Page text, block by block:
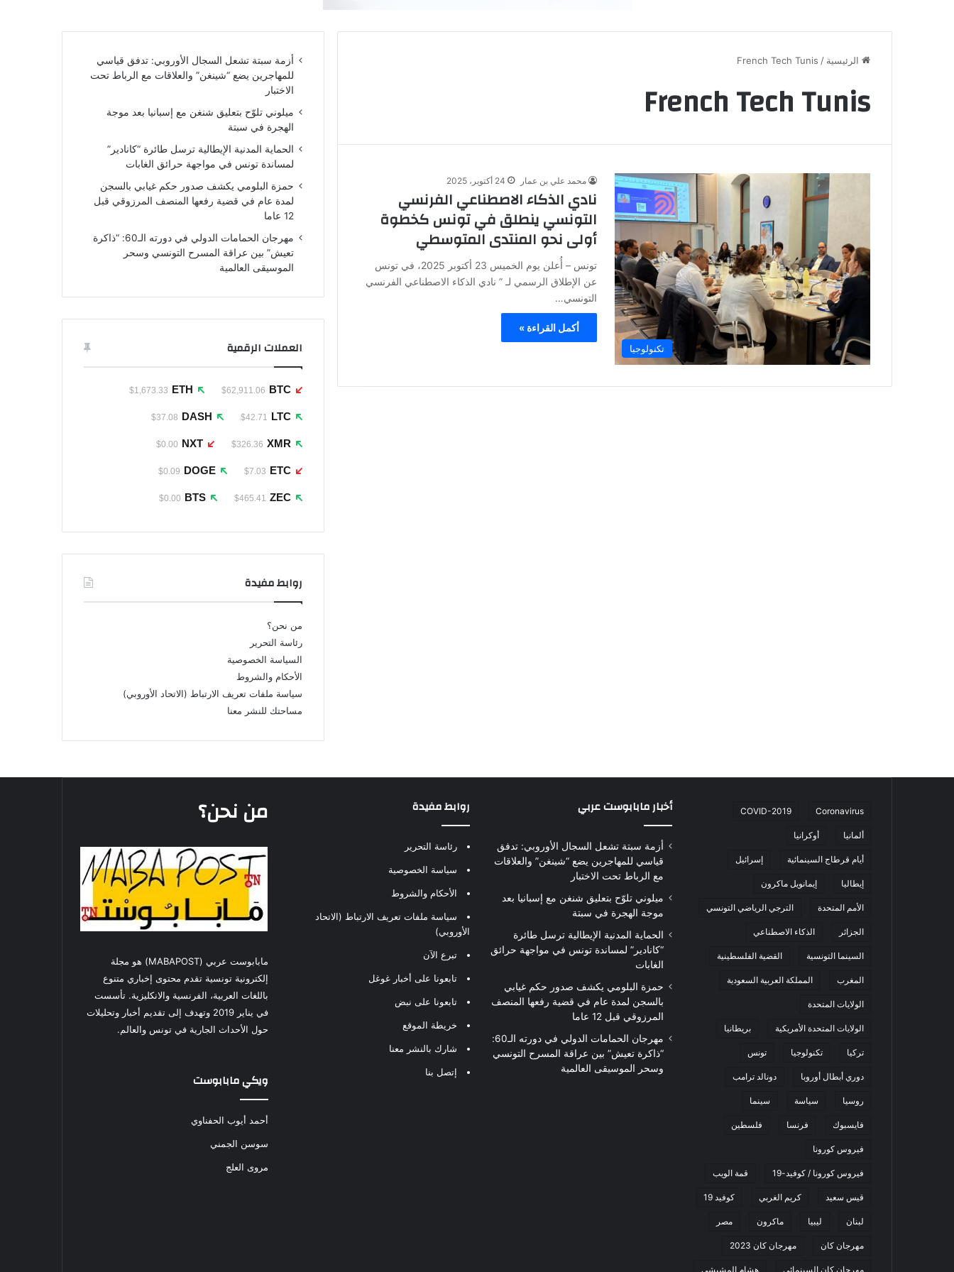
الرئيسية /
French Tech Tunis
French Tech Tunis
تكنولوجيا
محمد علي بن عمار 24 أكتوبر، 2025
​نادي الذكاء الاصطناعي الفرنسي
التونسي ينطلق في تونس كخطوة
أولى نحو المنتدى المتوسطي
تونس – أُعلن يوم الخميس 23 أكتوبر 2025، في تونس
عن الإطلاق الرسمي لـ ” نادي الذكاء الاصطناعي الفرنسي
التونسي…
أكمل القراءة »
أزمة سبتة تشعل السجال الأوروبي: تدفق قياسي
للمهاجرين يضع “شينغن” والعلاقات مع الرباط تحت
الاختبار
ميلوني تلوّح بتعليق شنغن مع إسبانيا بعد موجة
الهجرة في سبتة
الحماية المدنية الإيطالية ترسل طائرة “كانادير”
لمساندة تونس في مواجهة حرائق الغابات
حمزة البلومي يكشف صدور حكم غيابي بالسجن
لمدة عام في قضية رفعها المنصف المرزوقي قبل
12 عاما
مهرجان الحمامات الدولي في دورته الـ60: “ذاكرة
تعيش” بين عراقة المسرح التونسي وسحر
الموسيقى العالمية
العملات الرقمية
BTC
$62,911.06
ETH
$1,673.33
LTC
$42.71
DASH
$37.08
XMR
$326.36
NXT
$0.00
ETC
$7.03
DOGE
$0.09
ZEC
$465.41
BTS
$0.00
روابط مفيدة
من نحن؟
رئاسة التحرير
السياسة الخصوصية
الأحكام والشروط
سياسة ملفات تعريف الارتباط (الاتحاد الأوروبي)
مساحتك للنشر معنا
Coronavirus
COVID-2019
ألمانيا أوكرانيا
أيام قرطاج السينمائية إسرائيل
إيطاليا إيمانويل ماكرون
الأمم المتحدة الترجي الرياضي التونسي
الجزائر الذكاء الاصطناعي
السينما التونسية القضية الفلسطينية
المغرب المملكة العربية السعودية
الولايات المتحدة
الولايات المتحدة الأمريكية بريطانيا
تركيا تكنولوجيا تونس
دوري أبطال أوروبا دونالد ترامب
روسيا سياسة سينما
فايسبوك فرنسا فلسطين
فيروس كورونا
فيروس كورونا / كوفيد-19 قمة الويب
قيس سعيد كريم الغربي كوفيد 19
لبنان ليبيا ماكرون مصر
مهرجان كان مهرجان كان 2023
مهرجان كان السينمائي هشام المشيشي
أخبار مابابوست عربي
أزمة سبتة تشعل السجال الأوروبي: تدفق
قياسي للمهاجرين يضع “شينغن” والعلاقات
مع الرباط تحت الاختبار
ميلوني تلوّح بتعليق شنغن مع إسبانيا بعد
موجة الهجرة في سبتة
الحماية المدنية الإيطالية ترسل طائرة
“كانادير” لمساندة تونس في مواجهة حرائق
الغابات
حمزة البلومي يكشف صدور حكم غيابي
بالسجن لمدة عام في قضية رفعها المنصف
المرزوقي قبل 12 عاما
مهرجان الحمامات الدولي في دورته الـ60:
“ذاكرة تعيش” بين عراقة المسرح التونسي
وسحر الموسيقى العالمية
روابط مفيدة
رئاسة التحرير
سياسة الخصوصية
الأحكام والشروط
سياسة ملفات تعريف الارتباط (الاتحاد
الأوروبي)
تبرع الآن
تابعونا على أخبار غوغل
تابعونا على نبض
خريطة الموقع
شارك بالنشر معنا
إتصل بنا
من نحن؟
مابابوست عربي (MABAPOST) هو مجلة
إلكترونية تونسية تقدم محتوى إخباري متنوع
باللغات العربية، الفرنسية والانكليزية. تأسست
في يناير 2019 وتهدف إلى تقديم أخبار وتحليلات
حول الأحداث الجارية في تونس والعالم.
ويكي مابابوست
أحمد أيوب الحفناوي
سوسن الجمني
مروى العلج